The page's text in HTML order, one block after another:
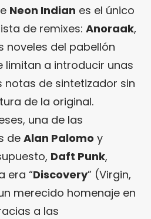
Neon Indian es el único
de remixes: Anoraak,
noveles del pabellón
limitan a introducir unas
notas de sintetizador sin
de la original.
una de las
de Alan Palomo y
Daft Punk,
era “Discovery” (Virgin,
merecido homenaje en
a las